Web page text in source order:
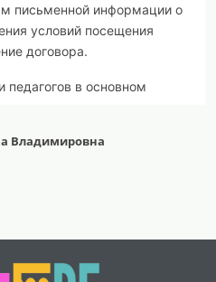
письменной информации о
условий посещения
договора.
педагогов в основном
неформальных бесед о
встреч с родителями,
от конкретных
с письменным
участниками
Владимировна